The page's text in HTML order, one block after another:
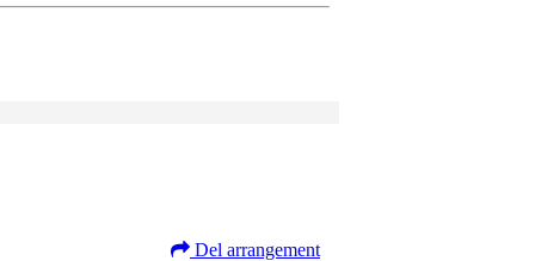
Del arrangement